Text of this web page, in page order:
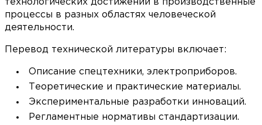
технологических достижений в производственные
процессы в разных областях человеческой
деятельности.
Перевод технической литературы включает:
Описание спецтехники, электроприборов.
Теоретические и практические материалы.
Экспериментальные разработки инноваций.
Регламентные нормативы стандартизации.